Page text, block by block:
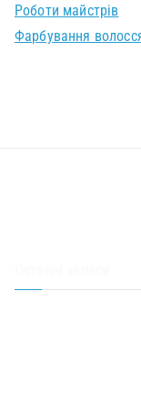
Роботи майстрів
Фарбування